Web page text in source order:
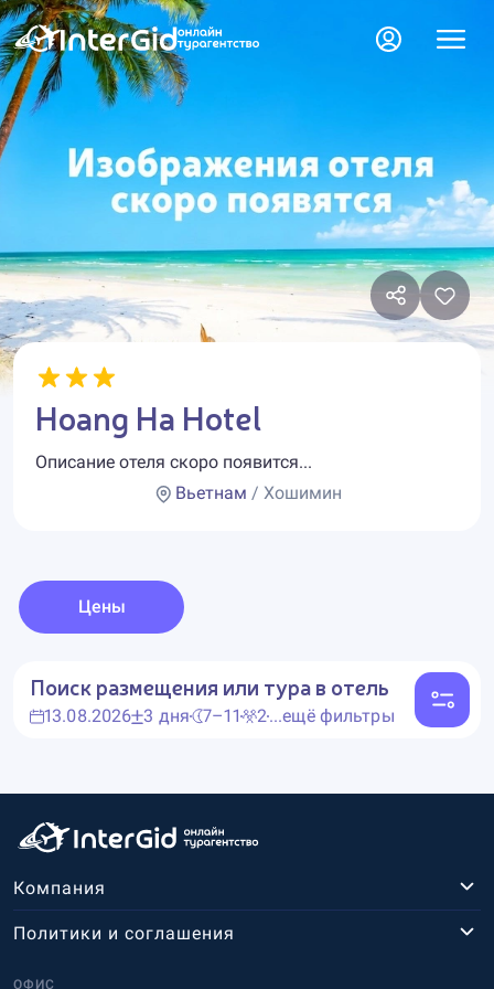
Hoang Ha Hotel
Описание отеля скоро появится...
Вьетнам / Хошимин
Цены
Поиск размещения или тура в отель
13.08.2026 3 дня 7–11 2...ещё фильтры
Компания
ОФИС
Политики и соглашения